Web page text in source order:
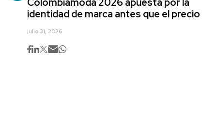
identidad de marca antes que el precio
julio 31, 2026